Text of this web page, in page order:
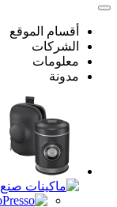
أقسام الموقع
الشركات
معلومات
مدونة